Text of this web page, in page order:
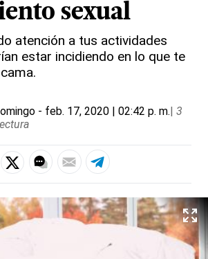
sexual
atención a tus actividades
estar incidiendo en lo que te
- feb. 17, 2020 | 02:42 p. m.| 3